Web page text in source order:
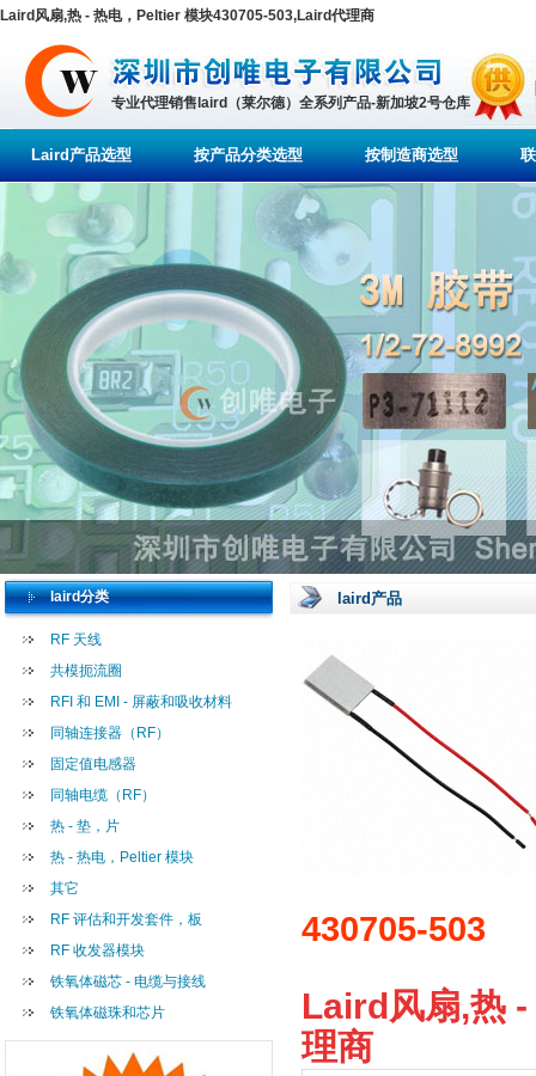
Laird风扇,热 - 热电，Peltier 模块430705-503,Laird代理商
专业代理销售laird（莱尔德）全系列产品-新加坡2号仓库
Laird产品选型 按产品分类选型 按制造商选型
laird分类
RF 天线
共模扼流圈
RFI 和 EMI - 屏蔽和吸收材料
同轴连接器（RF）
固定值电感器
同轴电缆（RF）
热 - 垫，片
热 - 热电，Peltier 模块
其它
RF 评估和开发套件，板
RF 收发器模块
铁氧体磁芯 - 电缆与接线
铁氧体磁珠和芯片
laird产品
430705-503
Laird风扇,热
理商